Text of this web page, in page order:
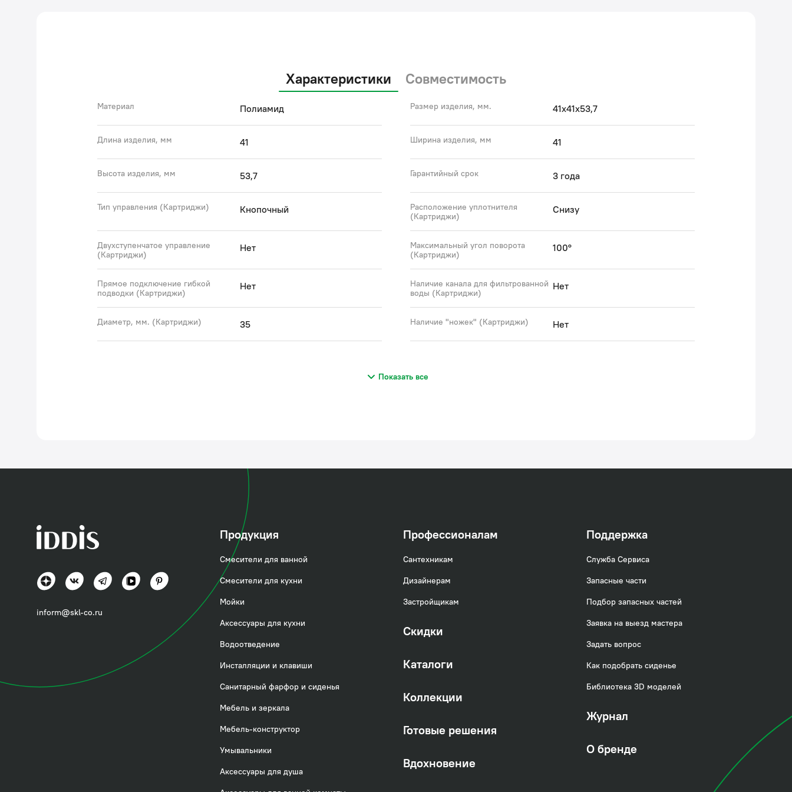
Характеристики Совместимость
Материал Полиамид Размер изделия, мм. 41x41x53,7
Длина изделия, мм 41 Ширина изделия, мм 41
Высота изделия, мм 53,7 Гарантийный срок 3 года
Тип управления (Картриджи) Кнопочный
Расположение уплотнителя
(Картриджи)
Снизу
Двухступенчатое управление
(Картриджи)
Нет
Максимальный угол поворота
(Картриджи)
100°
Прямое подключение гибкой
подводки (Картриджи)
Нет
Наличие канала для фильтрованной
воды (Картриджи)
Нет
Диаметр, мм. (Картриджи) 35 Наличие "ножек" (Картриджи) Нет
Показать все
inform@skl-co.ru
Продукция
Смесители для ванной
Смесители для кухни
Мойки
Аксессуары для кухни
Водоотведение
Инсталляции и клавиши
Санитарный фарфор и сиденья
Мебель и зеркала
Мебель-конструктор
Умывальники
Аксессуары для душа
Профессионалам
Сантехникам
Дизайнерам
Застройщикам
Скидки
Каталоги
Коллекции
Готовые решения
Вдохновение
Поддержка
Служба Сервиса
Запасные части
Подбор запасных частей
Заявка на выезд мастера
Задать вопрос
Как подобрать сиденье
Библиотека 3D моделей
Журнал
О бренде